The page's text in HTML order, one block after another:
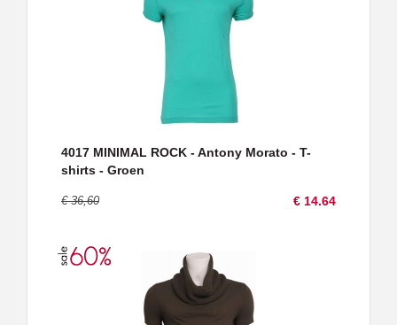
4017 MINIMAL ROCK - Antony Morato - T-
shirts - Groen
€ 36,60 € 14.64